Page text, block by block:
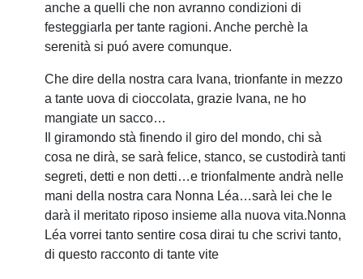
anche a quelli che non avranno condizioni di
festeggiarla per tante ragioni. Anche perchè la
serenità si puó avere comunque.
Che dire della nostra cara Ivana, trionfante in mezzo
a tante uova di cioccolata, grazie Ivana, ne ho
mangiate un sacco…
Il giramondo stà finendo il giro del mondo, chi sà
cosa ne dirà, se sarà felice, stanco, se custodirà tanti
segreti, detti e non detti…e trionfalmente andrà nelle
mani della nostra cara Nonna Léa…sarà lei che le
darà il meritato riposo insieme alla nuova vita.Nonna
Léa vorrei tanto sentire cosa dirai tu che scrivi tanto,
di questo racconto di tante vite